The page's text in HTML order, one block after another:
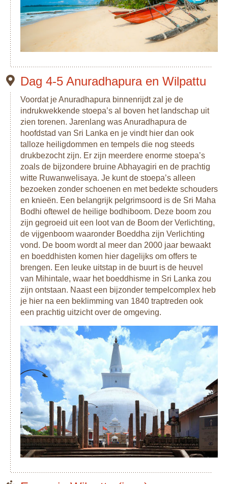
Dag 4-5 Anuradhapura en Wilpattu
Voordat je Anuradhapura binnenrijdt zal je de
indrukwekkende stoepa’s al boven het landschap uit
zien torenen. Jarenlang was Anuradhapura de
hoofdstad van Sri Lanka en je vindt hier dan ook
talloze heiligdommen en tempels die nog steeds
drukbezocht zijn. Er zijn meerdere enorme stoepa’s
zoals de bijzondere bruine Abhayagiri en de prachtig
witte Ruwanwelisaya. Je kunt de stoepa’s alleen
bezoeken zonder schoenen en met bedekte schouders
en knieën. Een belangrijk pelgrimsoord is de Sri Maha
Bodhi oftewel de heilige bodhiboom. Deze boom zou
zijn gegroeid uit een loot van de Boom der Verlichting,
de vijgenboom waaronder Boeddha zijn Verlichting
vond. De boom wordt al meer dan 2000 jaar bewaakt
en boeddhisten komen hier dagelijks om offers te
brengen. Een leuke uitstap in de buurt is de heuvel
van Mihintale, waar het boeddhisme in Sri Lanka zou
zijn ontstaan. Naast een bijzonder tempelcomplex heb
je hier na een beklimming van 1840 traptreden ook
een prachtig uitzicht over de omgeving.